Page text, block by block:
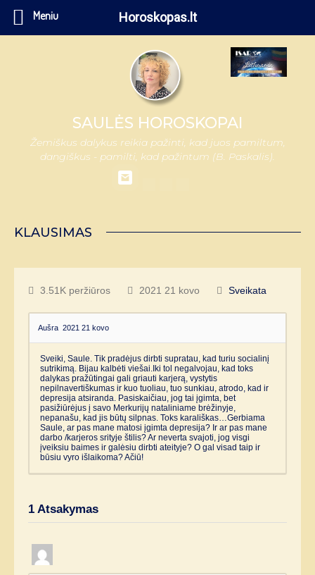
SAULĖS HOROSKOPAI
Žemiškus dalykus reikia pažinti, kad juos pamiltum,
dangiškus - pamilti, kad pažintum (B. Paskalis).
KLAUSIMAS
3.51K peržiūros 2021 21 kovo Sveikata
Aušra 2021 21 kovo
Sveiki, Saule. Tik pradėjus dirbti supratau, kad turiu socialinį
sutrikimą. Bijau kalbėti viešai.Iki tol negalvojau, kad toks
dalykas pražūtingai gali griauti karjerą, vystytis
nepilnavertiškumas ir kuo tuoliau, tuo sunkiau, atrodo, kad ir
depresija atsiranda. Pasiskaičiau, jog tai įgimta, bet
pasižiūrėjus į savo Merkurijų nataliniame brėžinyje,
nepanašu, kad jis būtų silpnas. Toks karališkas…Gerbiama
Saule, ar pas mane matosi įgimta depresija? Ir ar pas mane
darbo /karjeros srityje štilis? Ar neverta svajoti, jog visgi
įveiksiu baimes ir galėsiu dirbti ateityje? O gal visad taip ir
būsiu vyro išlaikoma? Ačiū!
1 Atsakymas
Meniu Horoskopas.lt